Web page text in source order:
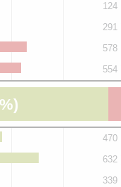
124
291
578
554
470
632
339